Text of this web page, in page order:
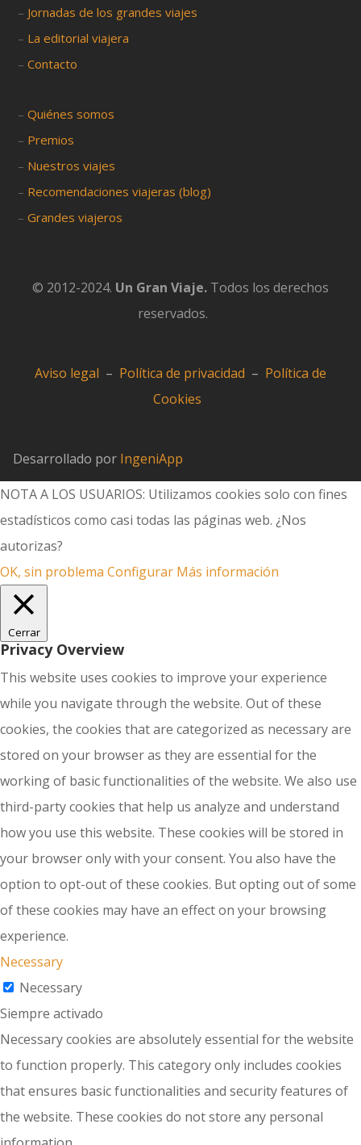
– Jornadas de los grandes viajes
– La editorial viajera
–Contacto
–Quiénes somos
– Premios
– Nuestros viajes
– Recomendaciones viajeras (blog)
–Grandes viajeros
© 2012-2024. Un Gran Viaje. Todos los derechos
reservados.
Aviso legal – Política de privacidad – Política de
Cookies
Desarrollado por IngeniApp
NOTA A LOS USUARIOS: Utilizamos cookies solo con fines
estadísticos como casi todas las páginas web. ¿Nos
autorizas?
OK, sin problema Configurar Más información
Cerrar
Privacy Overview
This website uses cookies to improve your experience
while you navigate through the website. Out of these
cookies, the cookies that are categorized as necessary are
stored on your browser as they are essential for the
working of basic functionalities of the website. We also use
third-party cookies that help us analyze and understand
how you use this website. These cookies will be stored in
your browser only with your consent. You also have the
option to opt-out of these cookies. But opting out of some
of these cookies may have an effect on your browsing
experience.
Necessary
Necessary
Siempre activado
Necessary cookies are absolutely essential for the website
to function properly. This category only includes cookies
that ensures basic functionalities and security features of
the website. These cookies do not store any personal